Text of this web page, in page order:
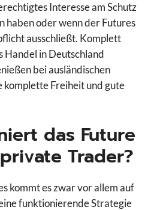
Interesse am Schutz
haben oder wenn der Futures
ausschließt. Komplett
Handel in Deutschland
bei ausländischen
komplette Freiheit und gute
das Future
Trader?
kommt es zwar vor allem auf
funktionierende Strategie